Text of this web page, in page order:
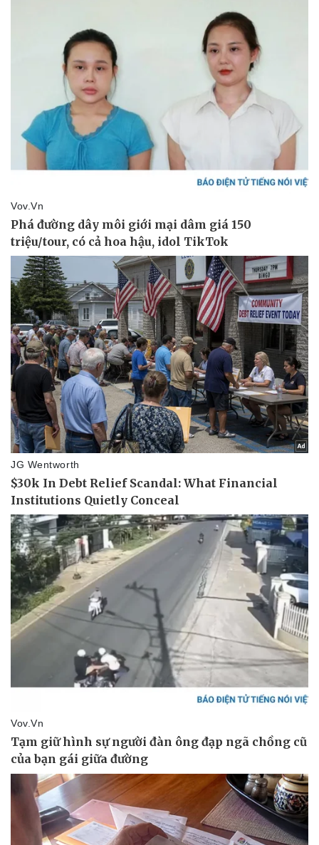
Doanh nghiệp
Thông tin doanh nghiệp
Doanh nghiệp 24h
Doanh nhân
Vì cộng đồng
Công nghệ
Sành điệu
Tin Công nghệ
Trải nghiệm
Chuyển đổi số
Sức khỏe
Dinh dưỡng - món ngon
Cây thuốc
Sản phụ khoa
Nhi khoa
Nam khoa
Làm đẹp - giảm cân
Phòng mạch online
Nhà đẹp
Tình yêu - Gia đình